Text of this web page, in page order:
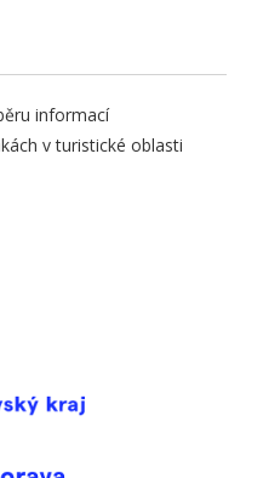
informací
v turistické oblasti